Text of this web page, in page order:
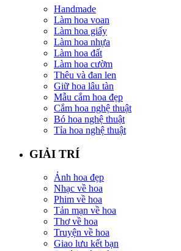
Handmade
Làm hoa voan
Làm hoa giấy
Làm hoa nhựa
Làm hoa đất
Làm hoa cườm
Thêu và đan len
Giữ hoa lâu tàn
Mẫu cắm hoa đẹp
Cắm hoa nghệ thuật
Bó hoa nghệ thuật
Tỉa hoa nghệ thuật
GIẢI TRÍ
Ảnh hoa đẹp
Nhạc về hoa
Phim về hoa
Tản mạn về hoa
Thơ về hoa
Truyện về hoa
Giao lưu kết bạn